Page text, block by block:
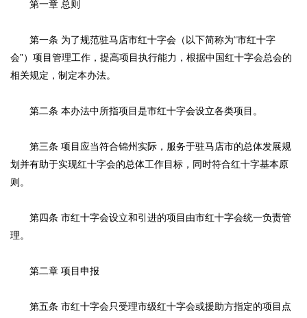
第一章 总则
第一条 为了规范驻马店市红十字会（以下简称为“市红十字
会”）项目管理工作，提高项目执行能力，根据中国红十字会总会的
相关规定，制定本办法。
第二条 本办法中所指项目是市红十字会设立各类项目。
第三条 项目应当符合锦州实际，服务于驻马店市的总体发展规
划并有助于实现红十字会的总体工作目标，同时符合红十字基本原
则。
第四条 市红十字会设立和引进的项目由市红十字会统一负责管
理。
第二章 项目申报
第五条 市红十字会只受理市级红十字会或援助方指定的项目点